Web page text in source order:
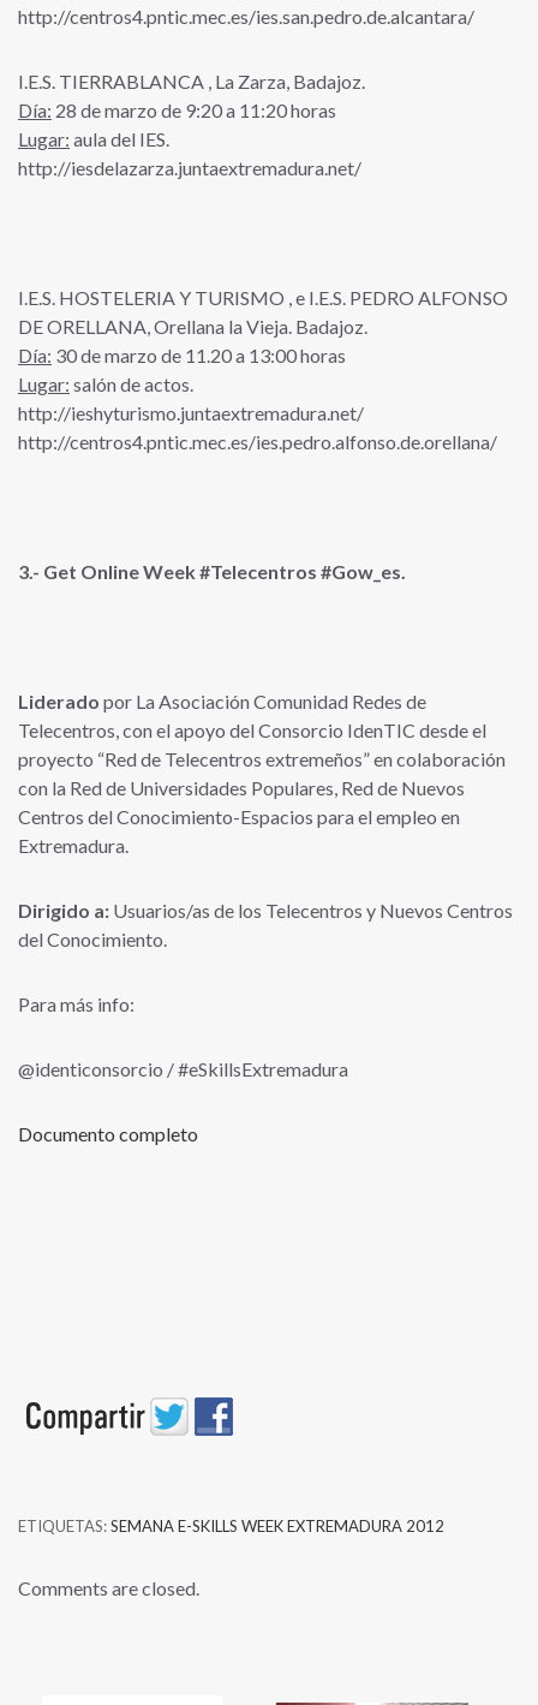
http://centros4.pntic.mec.es/ies.san.pedro.de.alcantara/
I.E.S. TIERRABLANCA , La Zarza, Badajoz.
Día: 28 de marzo de 9:20 a 11:20 horas
Lugar: aula del IES.
http://iesdelazarza.juntaextremadura.net/
I.E.S. HOSTELERIA Y TURISMO , e I.E.S. PEDRO ALFONSO
DE ORELLANA, Orellana la Vieja. Badajoz.
Día: 30 de marzo de 11.20 a 13:00 horas
Lugar: salón de actos.
http://ieshyturismo.juntaextremadura.net/
http://centros4.pntic.mec.es/ies.pedro.alfonso.de.orellana/
3.- Get Online Week #Telecentros #Gow_es.
Liderado por La Asociación Comunidad Redes de
Telecentros, con el apoyo del Consorcio IdenTIC desde el
proyecto “Red de Telecentros extremeños” en colaboración
con la Red de Universidades Populares, Red de Nuevos
Centros del Conocimiento-Espacios para el empleo en
Extremadura.
Dirigido a: Usuarios/as de los Telecentros y Nuevos Centros
del Conocimiento.
Para más info:
@identiconsorcio / #eSkillsExtremadura
Documento completo
ETIQUETAS:SEMANA E-SKILLS WEEK EXTREMADURA 2012
Comments are closed.